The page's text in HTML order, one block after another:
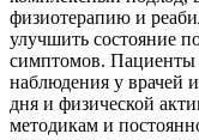
физиотерапию и
улучшить состояние
симптомов. Пациенты
наблюдения у врачей
дня и физической
методикам и